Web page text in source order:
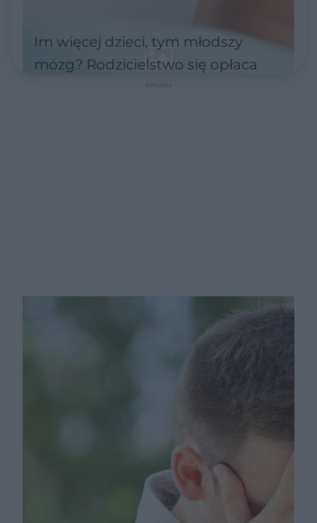
Im więcej dzieci, tym młodszy
mózg? Rodzicielstwo się opłaca
Tego lepiej nie robić. Tak szybciej